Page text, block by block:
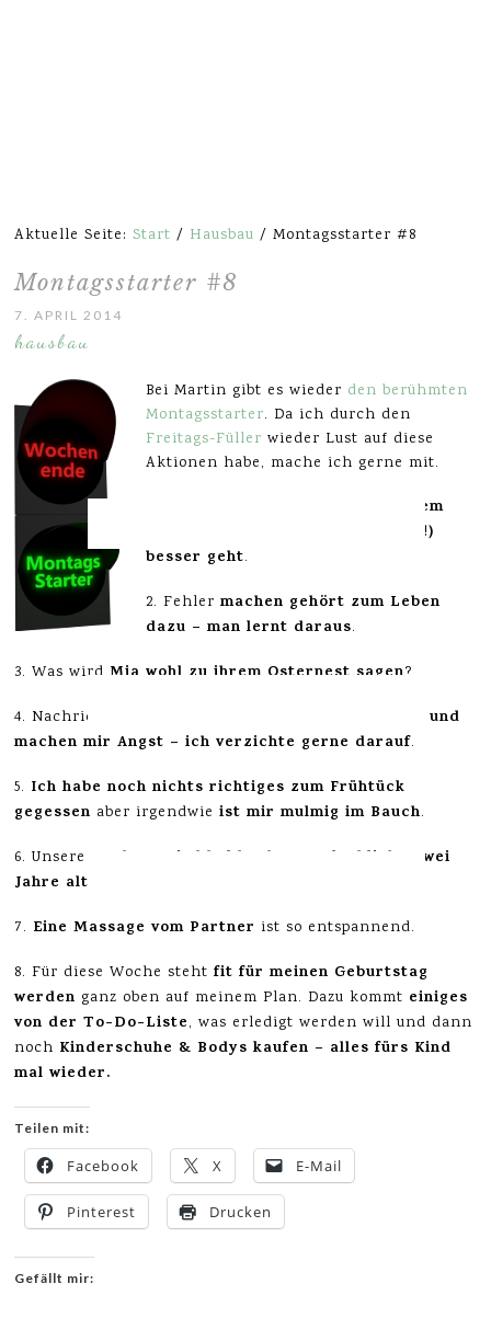
Aktuelle Seite:Start / Hausbau / Montagsstarter #8
Montagsstarter #8
7. APRIL 2014
hausbau
Bei Martin gibt es wieder den berühmten
Montagsstarter. Da ich durch den
Freitags-Füller wieder Lust auf diese
Aktionen habe, mache ich gerne mit.
es mir nach einem
bitte ausgiebigen Mittagsschlaf (!)
besser geht.
2. Fehler machen gehört zum Leben
dazu – man lernt daraus.
3. Was wird Mia wohl zu ihrem Osternest sagen?
4. Nachrichten
ziehen mich meist ziemlich runter und
machen mir Angst – ich verzichte gerne darauf.
5. Ich habe noch nichts richtiges zum Frühtück
gegessen aber irgendwieist mir mulmig im Bauch.
6. Unsere
Tochter wird bald schon unglaubliche zwei
Jahre alt
7. Eine Massage vom Partner ist so entspannend.
8. Für diese Woche steht fit für meinen Geburtstag
werden ganz oben auf meinem Plan. Dazu kommt einiges
von der To-Do-Liste, was erledigt werden will und dann
noch Kinderschuhe & Bodys kaufen – alles fürs Kind
mal wieder.
Teilen mit:
Facebook X E-Mail
Pinterest Drucken
Gefällt mir: